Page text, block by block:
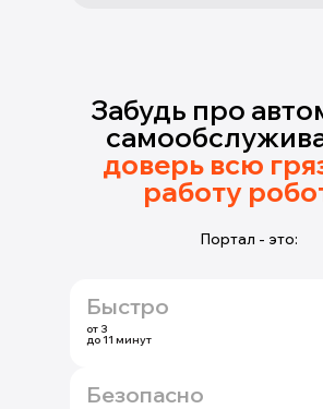
Забудь про
доверь всю
работу
Портал - это:
Быстро
от 3
до 11 минут
Безопасно